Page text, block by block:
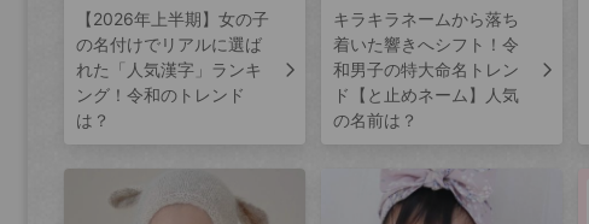
【2026年上半期】女の子
の名付けでリアルに選ば
れた「人気漢字」ランキ
ング！令和のトレンド
は？
キラキラネームから落ち
着いた響きへシフト！令
和男子の特大命名トレン
ド【と止めネーム】人気
の名前は？